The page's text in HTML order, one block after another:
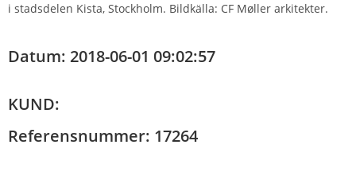
i stadsdelen Kista, Stockholm. Bildkälla: CF Møller arkitekter.
Datum: 2018-06-01 09:02:57
KUND:
Referensnummer: 17264